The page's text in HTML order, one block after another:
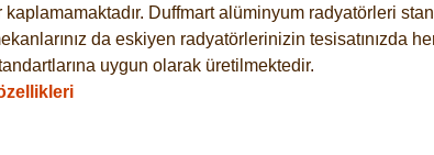
Duffmart alüminyum radyatörleri
da eskiyen radyatörlerinizin
uygun olarak üretilmektedir.